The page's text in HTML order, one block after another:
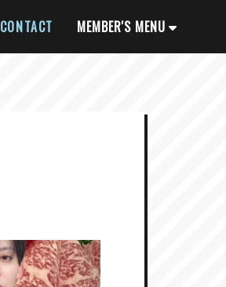
CONTACT MEMBER'S MENU